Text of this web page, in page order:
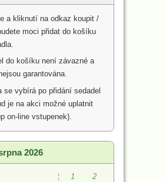
a kliknutí na odkaz koupit /
moci přidat do košíku
do košíku není závazné a
garantována.
se vybírá po přidání sedadel
je na akci možné uplatnit
on-line vstupenek).
2026
¦ 1
2